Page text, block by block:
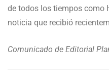
de todos los tiempos como
noticia que recibió
Comunicado de Editorial